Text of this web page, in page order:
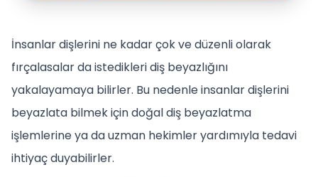
İnsanlar dişlerini ne kadar çok ve düzenli olarak
fırçalasalar da istedikleri diş beyazlığını
yakalayamaya bilirler. Bu nedenle insanlar dişlerini
beyazlata bilmek için doğal diş beyazlatma
işlemlerine ya da uzman hekimler yardımıyla tedavi
ihtiyaç duyabilirler.